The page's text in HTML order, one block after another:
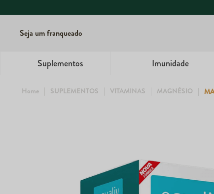
Seja um franqueado
Suplementos Imunidade
SUPLEMENTOS VITAMINAS MAGNÉSIO